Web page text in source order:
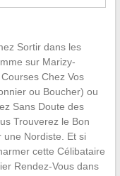
Sortir dans les
sur Marizy-
Chez Vos
ou Boucher) ou
Sans Doute des
Trouverez le Bon
une Nordiste. Et si
cette Célibataire
Rendez-Vous dans